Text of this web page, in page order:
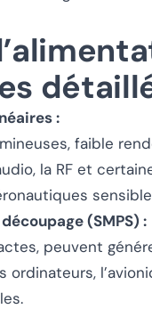
:
faible
la RF et
(SMPS) :
peuvent
ordinateurs,